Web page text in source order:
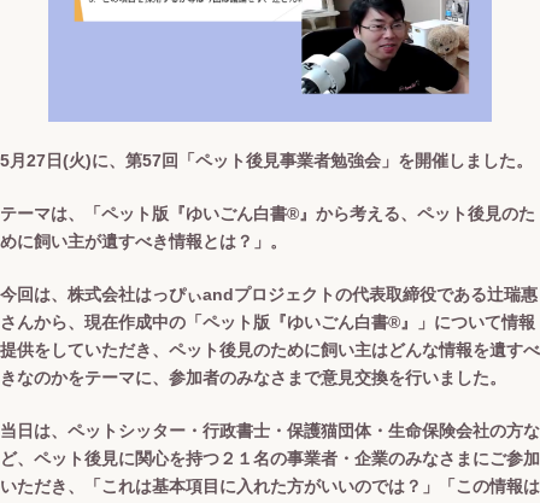
5月27日(火)に、第57回「ペット後見事業者勉強会」を開催しました。
テーマは、「ペット版『ゆいごん白書®』から考える、ペット後見のた
めに飼い主が遺すべき情報とは？」。
今回は、株式会社はっぴぃandプロジェクトの代表取締役である辻瑞惠
さんから、現在作成中の「ペット版『ゆいごん白書®』」について情報
提供をしていただき、ペット後見のために飼い主はどんな情報を遺すべ
きなのかをテーマに、参加者のみなさまで意見交換を行いました。
当日は、ペットシッター・行政書士・保護猫団体・生命保険会社の方な
ど、ペット後見に関心を持つ２１名の事業者・企業のみなさまにご参加
いただき、「これは基本項目に入れた方がいいのでは？」「この情報は